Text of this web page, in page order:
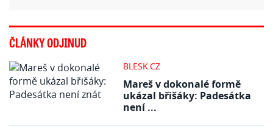
ČLÁNKY ODJINUD
BLESK.CZ
Mareš v dokonalé formě
ukázal břišáky: Padesátka
není ...